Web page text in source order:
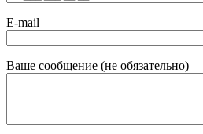
E-mail
Ваше сообщение (не обязательно)